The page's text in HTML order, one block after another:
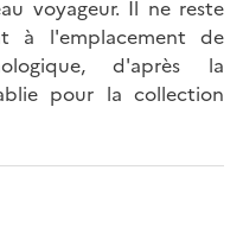
voyageur. Il ne reste
à l'emplacement de
d'après la
pour la collection